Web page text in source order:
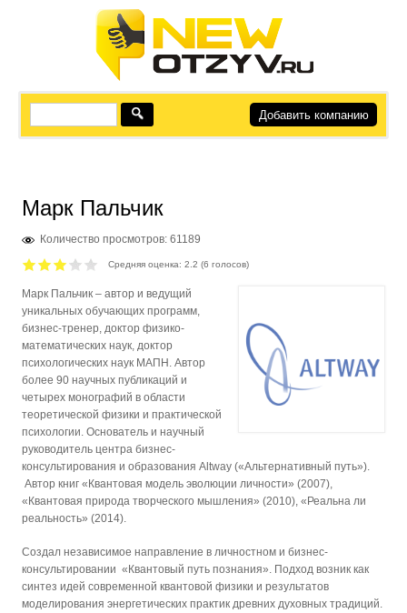
Добавить компанию
Марк Пальчик
Количество просмотров: 61189
Средняя оценка:2.2 (6 голосов)
Марк Пальчик – автор и ведущий
уникальных обучающих программ,
бизнес-тренер, доктор физико-
математических наук, доктор
психологических наук МАПН. Автор
более 90 научных публикаций и
четырех монографий в области
теоретической физики и практической
психологии. Основатель и научный
руководитель центра бизнес-
консультирования и образования Altway («Альтернативный путь»).
Автор книг «Квантовая модель эволюции личности» (2007),
«Квантовая природа творческого мышления» (2010), «Реальна ли
реальность» (2014).
Создал независимое направление в личностном и бизнес-
консультировании «Квантовый путь познания». Подход возник как
синтез идей современной квантовой физики и результатов
моделирования энергетических практик древних духовных традиций.